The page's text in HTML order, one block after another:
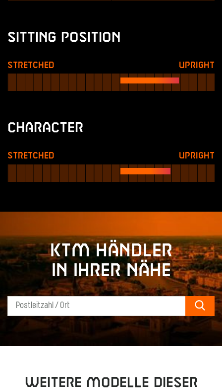
Sitting Position
Stretched Upright
Character
Stretched Upright
KTM Händler
in Ihrer Nähe
Weitere Modelle dieser